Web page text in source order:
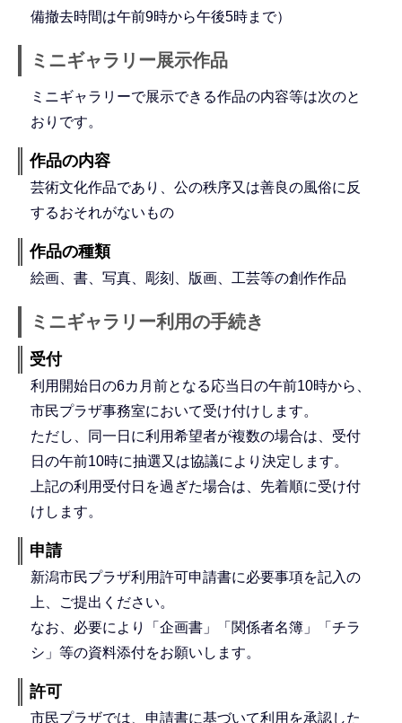
備撤去時間は午前9時から午後5時まで）
ミニギャラリー展示作品
ミニギャラリーで展示できる作品の内容等は次のと
おりです。
作品の内容
芸術文化作品であり、公の秩序又は善良の風俗に反
するおそれがないもの
作品の種類
絵画、書、写真、彫刻、版画、工芸等の創作作品
ミニギャラリー利用の手続き
受付
利用開始日の6カ月前となる応当日の午前10時から、
市民プラザ事務室において受け付けします。
ただし、同一日に利用希望者が複数の場合は、受付
日の午前10時に抽選又は協議により決定します。
上記の利用受付日を過ぎた場合は、先着順に受け付
けします。
申請
新潟市民プラザ利用許可申請書に必要事項を記入の
上、ご提出ください。
なお、必要により「企画書」「関係者名簿」「チラ
シ」等の資料添付をお願いします。
許可
市民プラザでは、申請書に基づいて利用を承認した